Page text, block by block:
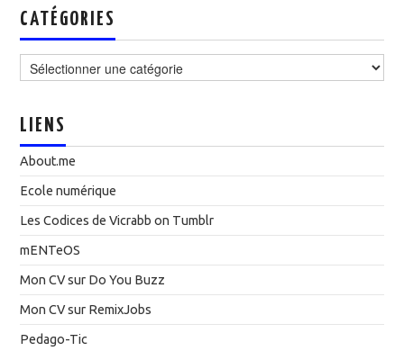
CATÉGORIES
LIENS
About.me
Ecole numérique
Les Codices de Vicrabb on Tumblr
mENTeOS
Mon CV sur Do You Buzz
Mon CV sur RemixJobs
Pedago-Tic